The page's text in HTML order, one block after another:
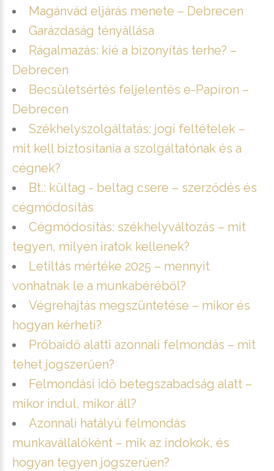
Magánvád eljárás menete – Debrecen
Garázdaság tényállása
Rágalmazás: kié a bizonyítás terhe? –
Debrecen
Becsületsértés feljelentés e-Papíron –
Debrecen
Székhelyszolgáltatás: jogi feltételek –
mit kell biztosítania a szolgáltatónak és a
cégnek?
Bt.: kültag - beltag csere – szerződés és
cégmódosítás
Cégmódosítás: székhelyváltozás – mit
tegyen, milyen iratok kellenek?
Letiltás mértéke 2025 – mennyit
vonhatnak le a munkabéréből?
Végrehajtás megszüntetése – mikor és
hogyan kérheti?
Próbaidő alatti azonnali felmondás – mit
tehet jogszerűen?
Felmondási idő betegszabadság alatt –
mikor indul, mikor áll?
Azonnali hatályú felmondás
munkavállalóként – mik az indokok, és
hogyan tegyen jogszerűen?